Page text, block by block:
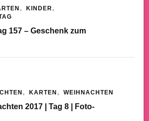
KINDER
157 – Geschenk zum
KARTEN WEIHNACHTEN
2017 | Tag 8 | Foto-